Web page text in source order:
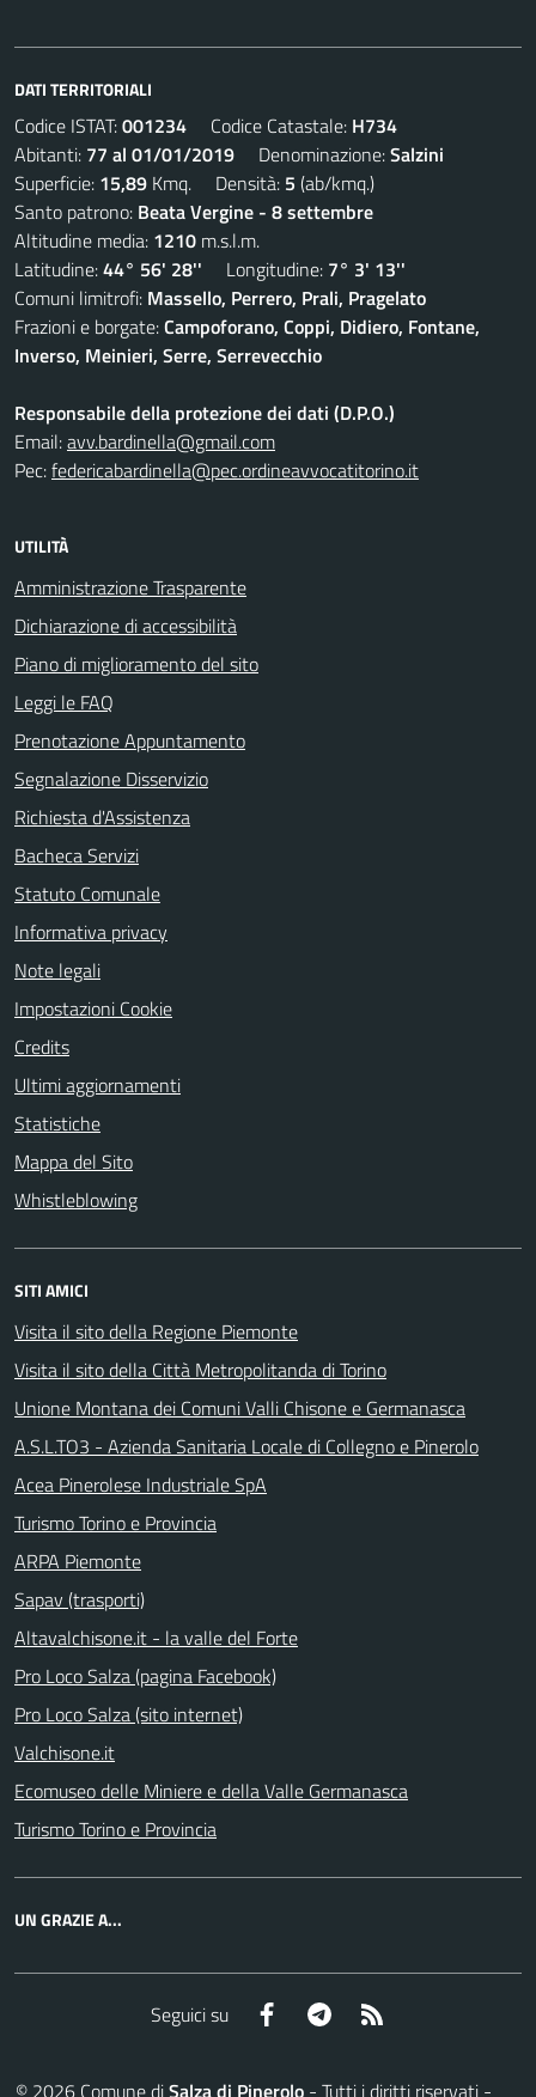
DATI TERRITORIALI
Codice ISTAT:001234 Codice Catastale: H734
Abitanti: 77 al 01/01/2019 Denominazione:Salzini
Superficie: 15,89 Kmq. Densità: 5 (ab/kmq.)
Santo patrono: Beata Vergine - 8 settembre
Altitudine media: 1210 m.s.l.m.
Latitudine:44° 56' 28'' Longitudine: 7° 3' 13''
Comuni limitrofi: Massello, Perrero, Prali, Pragelato
Frazioni e borgate:Campoforano, Coppi, Didiero, Fontane,
Inverso, Meinieri, Serre, Serrevecchio
Responsabile della protezione dei dati (D.P.O.)
Email:avv.bardinella@gmail.com
Pec:federicabardinella@pec.ordineavvocatitorino.it
UTILITÀ
Amministrazione Trasparente
Dichiarazione di accessibilità
Piano di miglioramento del sito
Leggi le FAQ
Prenotazione Appuntamento
Segnalazione Disservizio
Richiesta d'Assistenza
Bacheca Servizi
Statuto Comunale
Informativa privacy
Note legali
Impostazioni Cookie
Credits
Ultimi aggiornamenti
Statistiche
Mappa del Sito
Whistleblowing
SITI AMICI
Visita il sito della Regione Piemonte
Visita il sito della Città Metropolitanda di Torino
Unione Montana dei Comuni Valli Chisone e Germanasca
A.S.L.TO3 - Azienda Sanitaria Locale di Collegno e Pinerolo
Acea Pinerolese Industriale SpA
Turismo Torino e Provincia
ARPA Piemonte
Sapav (trasporti)
Altavalchisone.it - la valle del Forte
Pro Loco Salza (pagina Facebook)
Pro Loco Salza (sito internet)
Valchisone.it
Ecomuseo delle Miniere e della Valle Germanasca
Turismo Torino e Provincia
UN GRAZIE A...
Seguici su Facebook Telegram
© 2026 Comune diSalza di Pinerolo - Tutti i diritti riservati -